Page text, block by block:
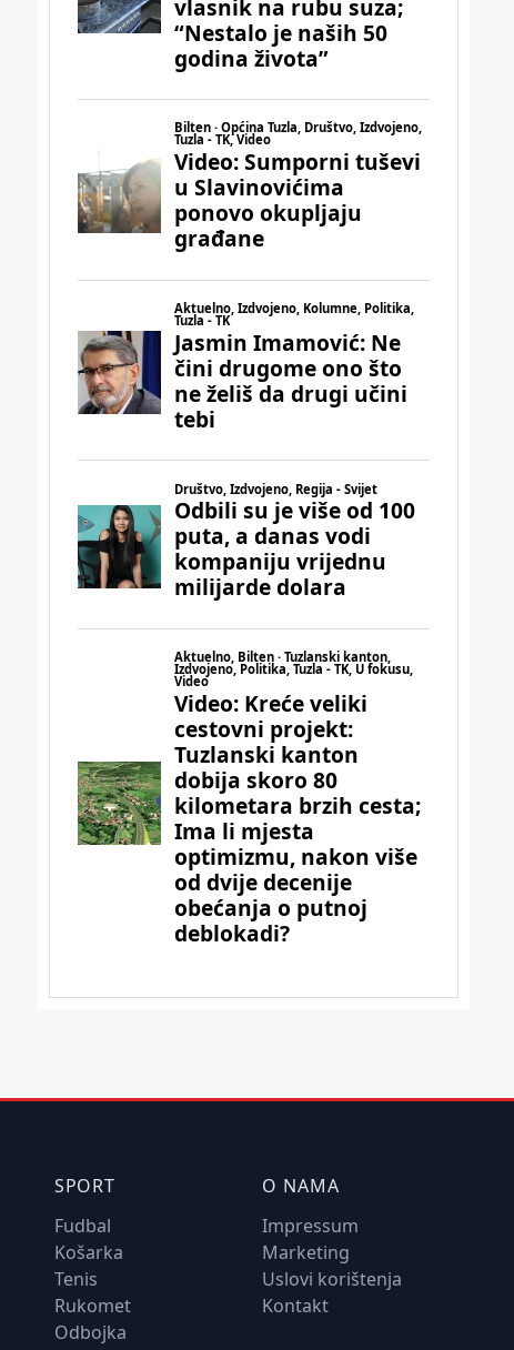
SPORT
Fudbal
Košarka
Tenis
Rukomet
Odbojka
O NAMA
Impressum
Marketing
Uslovi korištenja
Kontakt